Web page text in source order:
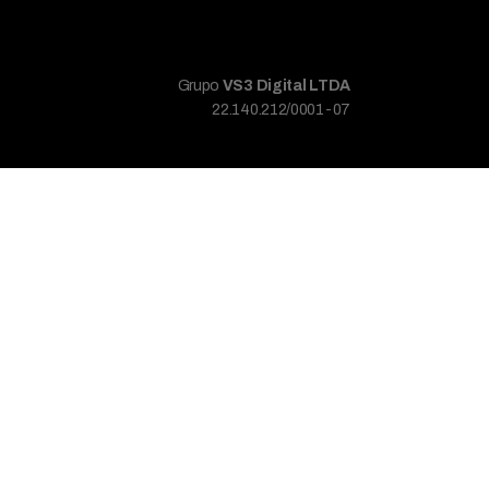
Grupo VS3 Digital LTDA
22.140.212/0001-07